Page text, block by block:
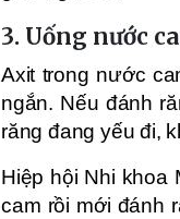
3. Uống nước
Axit trong nước
ngắn. Nếu đánh
răng đang yếu đi,
Hiệp hội Nhi khoa
cam rồi mới đánh